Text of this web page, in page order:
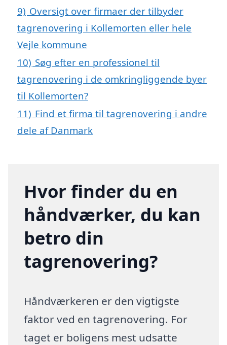
9) Oversigt over firmaer der tilbyder
tagrenovering i Kollemorten eller hele
Vejle kommune
10) Søg efter en professionel til
tagrenovering i de omkringliggende byer
til Kollemorten?
11) Find et firma til tagrenovering i andre
dele af Danmark
Hvor finder du en
håndværker, du kan
betro din
tagrenovering?
Håndværkeren er den vigtigste
faktor ved en tagrenovering. For
taget er boligens mest udsatte